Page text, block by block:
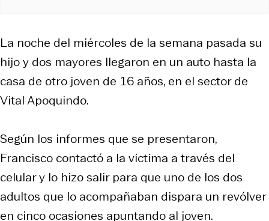
La noche del miércoles de la semana pasada su
hijo y dos mayores llegaron en un auto hasta la
casa de otro joven de 16 años, en el sector de
Vital Apoquindo.
Según los informes que se presentaron,
Francisco contactó a la víctima a través del
celular y lo hizo salir para que uno de los dos
adultos que lo acompañaban dispara un revólver
en cinco ocasiones apuntando al joven.